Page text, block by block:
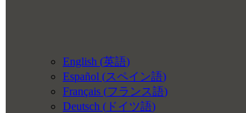
English (英語)
Español (スペイン語)
Français (フランス語)
Deutsch ( ドイツ語)